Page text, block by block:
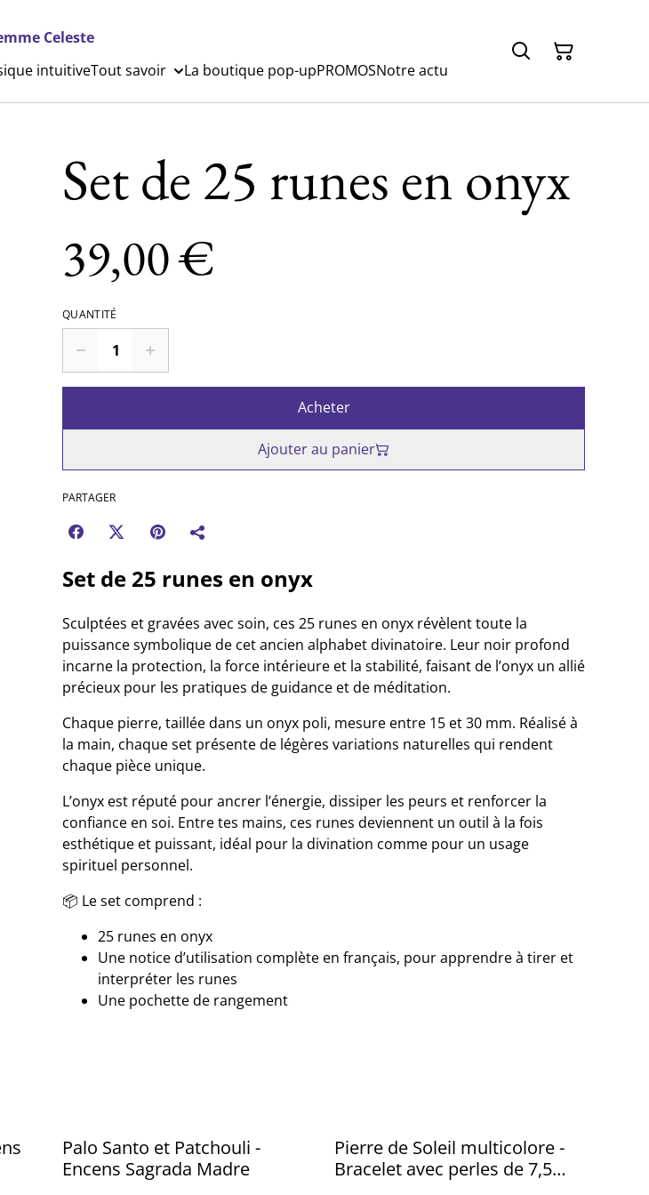
Celeste
intuitiveTout savoir La boutique pop-upPROMOSNotre actu
Set de 25 runes en onyx
39,00 €
QUANTITÉ
Acheter
Ajouter au panier
PARTAGER
Set de 25 runes en onyx
Sculptées et gravées avec soin, ces 25 runes en onyx révèlent toute la
puissance symbolique de cet ancien alphabet divinatoire. Leur noir profond
incarne la protection, la force intérieure et la stabilité, faisant de l’onyx un allié
précieux pour les pratiques de guidance et de méditation.
Chaque pierre, taillée dans un onyx poli, mesure entre 15 et 30 mm. Réalisé à
la main, chaque set présente de légères variations naturelles qui rendent
chaque pièce unique.
L’onyx est réputé pour ancrer l’énergie, dissiper les peurs et renforcer la
confiance en soi. Entre tes mains, ces runes deviennent un outil à la fois
esthétique et puissant, idéal pour la divination comme pour un usage
spirituel personnel.
📦 Le set comprend :
25 runes en onyx
Une notice d’utilisation complète en français, pour apprendre à tirer et
interpréter les runes
Une pochette de rangement
Palo Santo et Patchouli -
Encens Sagrada Madre
Pierre de Soleil multicolore -
Bracelet avec perles de 7,5